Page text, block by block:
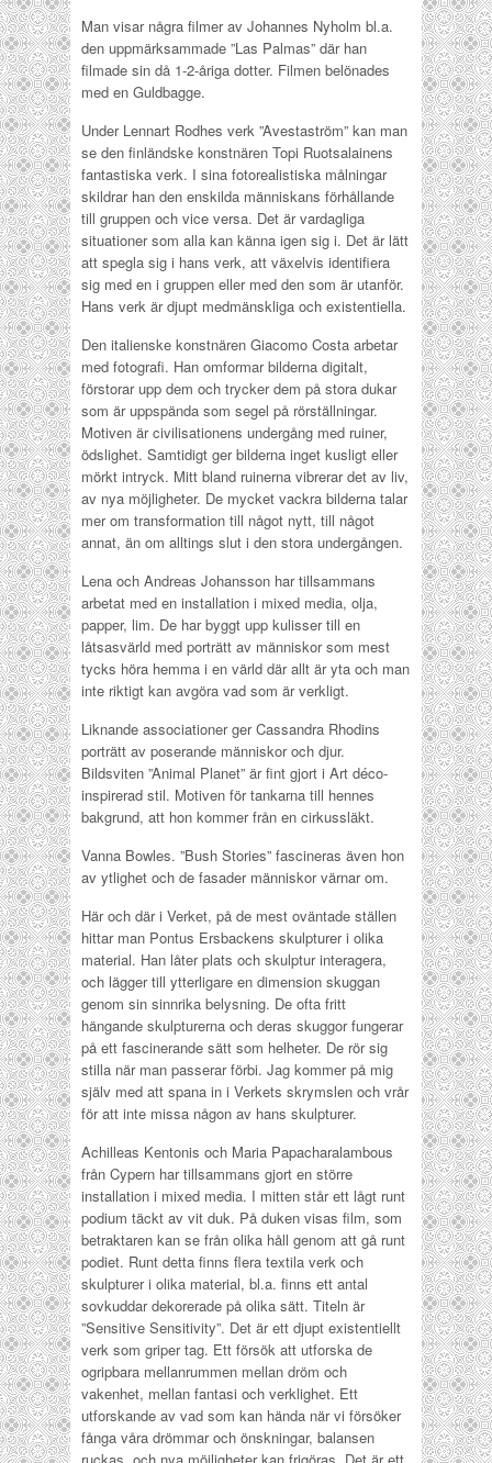
Man visar några filmer av Johannes Nyholm bl.a.
den uppmärksammade ”Las Palmas” där han
filmade sin då 1-2-åriga dotter. Filmen belönades
med en Guldbagge.
Under Lennart Rodhes verk ”Avestaström” kan man
se den finländske konstnären Topi Ruotsalainens
fantastiska verk. I sina fotorealistiska målningar
skildrar han den enskilda människans förhållande
till gruppen och vice versa. Det är vardagliga
situationer som alla kan känna igen sig i. Det är lätt
att spegla sig i hans verk, att växelvis identifiera
sig med en i gruppen eller med den som är utanför.
Hans verk är djupt medmänskliga och existentiella.
Den italienske konstnären Giacomo Costa arbetar
med fotografi. Han omformar bilderna digitalt,
förstorar upp dem och trycker dem på stora dukar
som är uppspända som segel på rörställningar.
Motiven är civilisationens undergång med ruiner,
ödslighet. Samtidigt ger bilderna inget kusligt eller
mörkt intryck. Mitt bland ruinerna vibrerar det av liv,
av nya möjligheter. De mycket vackra bilderna talar
mer om transformation till något nytt, till något
annat, än om alltings slut i den stora undergången.
Lena och Andreas Johansson har tillsammans
arbetat med en installation i mixed media, olja,
papper, lim. De har byggt upp kulisser till en
låtsasvärld med porträtt av människor som mest
tycks höra hemma i en värld där allt är yta och man
inte riktigt kan avgöra vad som är verkligt.
Liknande associationer ger Cassandra Rhodins
porträtt av poserande människor och djur.
Bildsviten ”Animal Planet” är fint gjort i Art déco-
inspirerad stil. Motiven för tankarna till hennes
bakgrund, att hon kommer från en cirkussläkt.
Vanna Bowles. ”Bush Stories” fascineras även hon
av ytlighet och de fasader människor värnar om.
Här och där i Verket, på de mest oväntade ställen
hittar man Pontus Ersbackens skulpturer i olika
material. Han låter plats och skulptur interagera,
och lägger till ytterligare en dimension skuggan
genom sin sinnrika belysning. De ofta fritt
hängande skulpturerna och deras skuggor fungerar
på ett fascinerande sätt som helheter. De rör sig
stilla när man passerar förbi. Jag kommer på mig
själv med att spana in i Verkets skrymslen och vrår
för att inte missa någon av hans skulpturer.
Achilleas Kentonis och Maria Papacharalambous
från Cypern har tillsammans gjort en större
installation i mixed media. I mitten står ett lågt runt
podium täckt av vit duk. På duken visas film, som
betraktaren kan se från olika håll genom att gå runt
podiet. Runt detta finns flera textila verk och
skulpturer i olika material, bl.a. finns ett antal
sovkuddar dekorerade på olika sätt. Titeln är
”Sensitive Sensitivity”. Det är ett djupt existentiellt
verk som griper tag. Ett försök att utforska de
ogripbara mellanrummen mellan dröm och
vakenhet, mellan fantasi och verklighet. Ett
utforskande av vad som kan hända när vi försöker
fånga våra drömmar och önskningar, balansen